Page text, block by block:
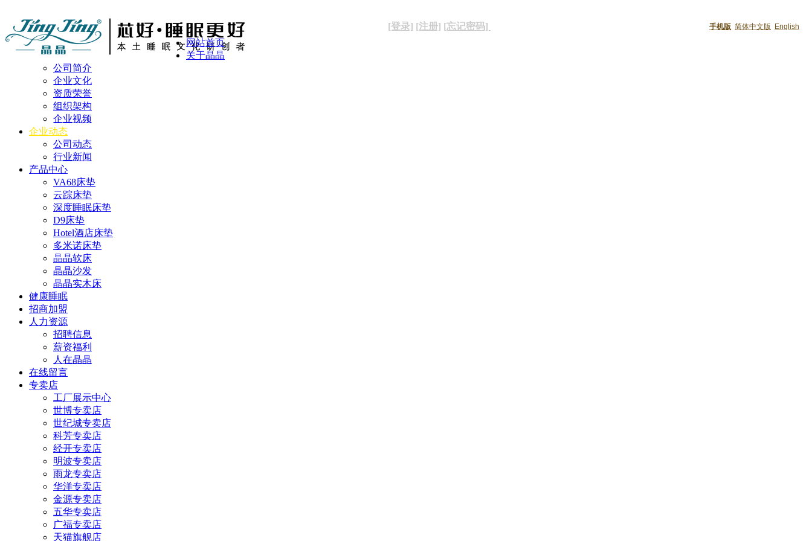
手机版 简体中文版 English
[登录] [注册] [忘记密码]
网站首页
关于晶晶
公司简介
企业文化
资质荣誉
组织架构
企业视频
企业动态
公司动态
行业新闻
产品中心
VA68床垫
云踪床垫
深度睡眠床垫
D9床垫
Hotel酒店床垫
多米诺床垫
晶晶软床
晶晶沙发
晶晶实木床
健康睡眠
招商加盟
人力资源
招聘信息
薪资福利
人在晶晶
在线留言
专卖店
工厂展示中心
世博专卖店
世纪城专卖店
科芳专卖店
经开专卖店
明波专卖店
雨龙专卖店
华洋专卖店
金源专卖店
五华专卖店
广福专卖店
天猫旗舰店